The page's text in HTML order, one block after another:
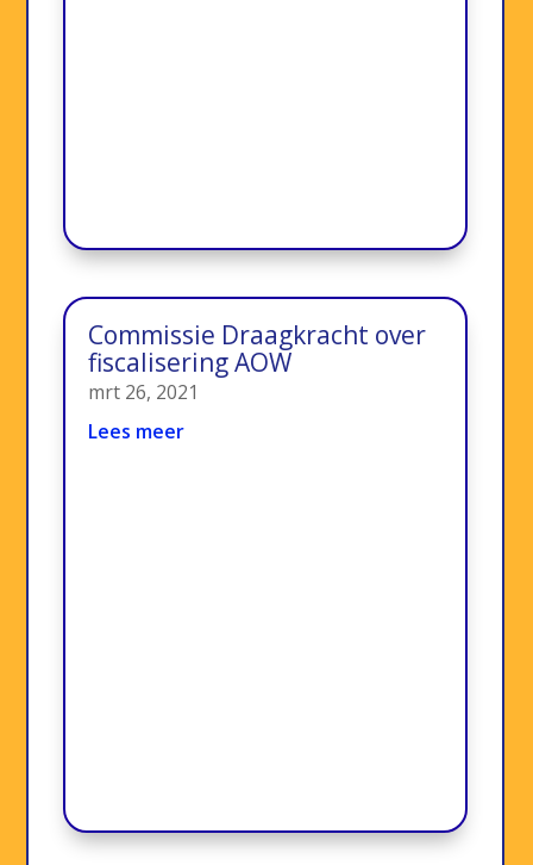
Commissie Draagkracht over
fiscalisering AOW
mrt 26, 2021
Lees meer